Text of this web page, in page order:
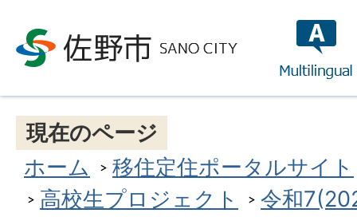
現在のページ
ホーム
移住定住ポータルサイト
高校生プロジェクト
令和